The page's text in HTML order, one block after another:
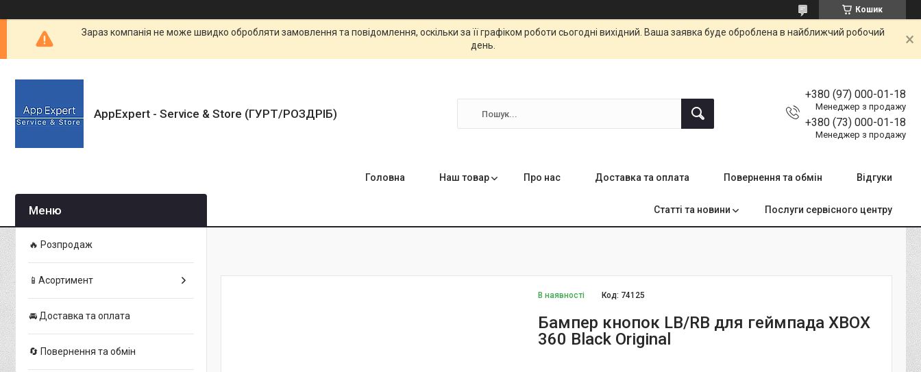
Кошик
Зараз компанія не може швидко обробляти замовлення та повідомлення, оскільки за її графіком роботи сьогодні вихідний. Ваша заявка буде оброблена в найближчий робочий
день.
AppExpert - Service & Store (ГУРТ/РОЗДРІБ)
+380 (97) 000-01-18
Менеджер з продажу
+380 (73) 000-01-18
Менеджер з продажу
Головна Наш товар Про нас Доставка та оплата Повернення та обмін Відгуки
Статті та новини Послуги сервісного центру
В наявності Код: 74125
Бампер кнопок LB/RB для геймпада XBOX
360 Black Original
🔥 Розпродаж
📱Асортимент
🚘 Доставка та оплата
🔄 Повернення та обмін